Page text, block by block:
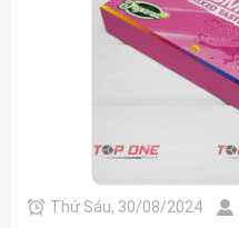
Thứ Sáu, 30/08/2024